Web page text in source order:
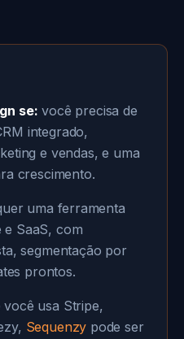
se: você precisa de
integrado,
e vendas, e uma
crescimento.
uma ferramenta
SaaS, com
segmentação por
prontos.
você usa Stripe,
Sequenzy pode ser